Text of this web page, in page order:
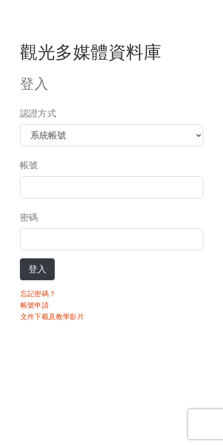
觀光多媒體資料庫
登入
認證方式
帳號
密碼
登入
忘記密碼？
帳號申請
文件下載及教學影片